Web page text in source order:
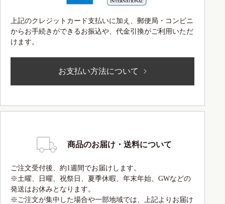
上記のクレジットカード支払いに加え、郵便局・コンビニ
からお手続きができるお振込や、代金引換がご利用いただ
けます。
お支払い方法について
商品のお届け・送料について
ご注文受付後、約1週間でお届けします。
※土曜、日曜、祝祭日、夏季休暇、年末年始、GWなどの
発送はお休みとなります。
※ご注文が集中した場合や一部地域では、上記よりお届け